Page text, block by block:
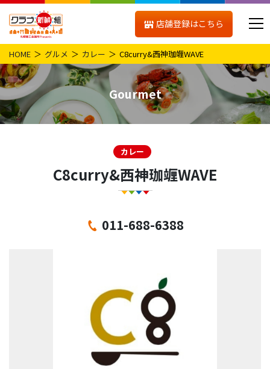
店舗登録はこちら
HOME グルメ カレー C8curry&西神珈竰WAVE
Gourmet
カレー
C8curry&西神珈竰WAVE
011-688-6388